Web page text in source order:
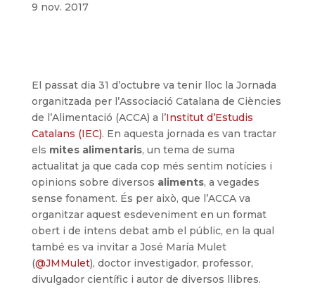
9 nov. 2017
El passat dia 31 d’octubre va tenir lloc la Jornada
organitzada per l’Associació Catalana de Ciències
de l’Alimentació (ACCA) a l’Institut d’Estudis
Catalans (IEC). En aquesta jornada es van tractar
els mites alimentaris, un tema de suma
actualitat ja que cada cop més sentim notícies i
opinions sobre diversos aliments, a vegades
sense fonament. És per això, que l’ACCA va
organitzar aquest esdeveniment en un format
obert i de intens debat amb el públic, en la qual
també es va invitar a José María Mulet
(@JMMulet), doctor investigador, professor,
divulgador científic i autor de diversos llibres.